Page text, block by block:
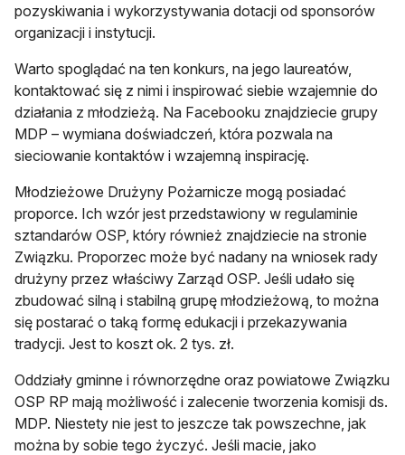
pozyskiwania i wykorzystywania dotacji od sponsorów
organizacji i instytucji.
Warto spoglądać na ten konkurs, na jego laureatów,
kontaktować się z nimi i inspirować siebie wzajemnie do
działania z młodzieżą. Na Facebooku znajdziecie grupy
MDP – wymiana doświadczeń, która pozwala na
sieciowanie kontaktów i wzajemną inspirację.
Młodzieżowe Drużyny Pożarnicze mogą posiadać
proporce. Ich wzór jest przedstawiony w regulaminie
sztandarów OSP, który również znajdziecie na stronie
Związku. Proporzec może być nadany na wniosek rady
drużyny przez właściwy Zarząd OSP. Jeśli udało się
zbudować silną i stabilną grupę młodzieżową, to można
się postarać o taką formę edukacji i przekazywania
tradycji. Jest to koszt ok. 2 tys. zł.
Oddziały gminne i równorzędne oraz powiatowe Związku
OSP RP mają możliwość i zalecenie tworzenia komisji ds.
MDP. Niestety nie jest to jeszcze tak powszechne, jak
można by sobie tego życzyć. Jeśli macie, jako